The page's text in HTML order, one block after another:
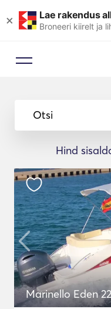
× Lae rakendus
Broneeri kiirelt ja
Otsi
Hind
Marinello Eden 22